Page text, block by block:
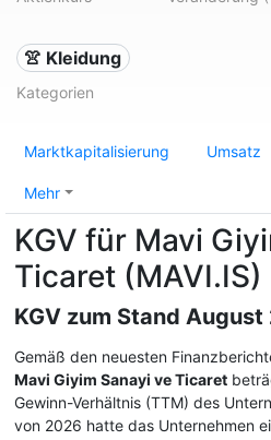
👚 Kleidung
Kategorien
Marktkapitalisierung Umsatz
Mehr
KGV für Mavi
Ticaret (MAVI.IS)
KGV zum Stand
Gemäß den neuesten
Mavi Giyim Sanayi ve Ticaret
Gewinn-Verhältnis (TTM) des
von 2026 hatte das Unternehmen